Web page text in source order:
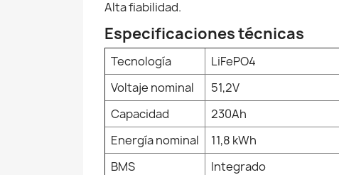
Alta fiabilidad.
Especificaciones técnicas
Tecnología
LiFePO4
Voltaje nominal
51,2V
Capacidad
230Ah
Energía nominal
11,8 kWh
BMS
Integrado